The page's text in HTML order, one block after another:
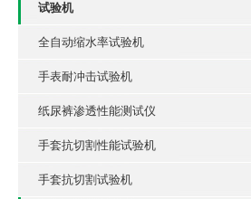
试验机
全自动缩水率试验机
手表耐冲击试验机
纸尿裤渗透性能测试仪
手套抗切割性能试验机
手套抗切割试验机